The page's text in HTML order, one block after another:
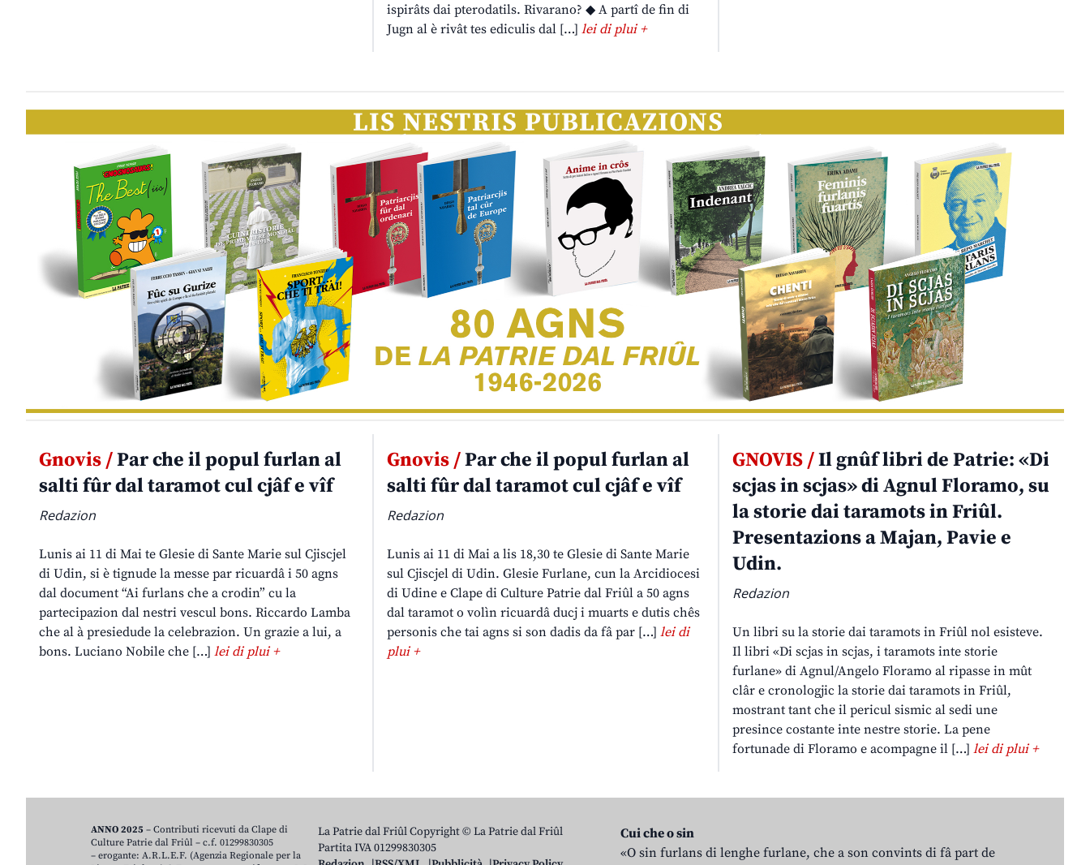
ispirâts dai pterodatils. Rivarano? ◆ A partî de fin di
Jugn al è rivât tes ediculis dal […] lei di plui +
Gnovis /Par che il popul furlan al
salti fûr dal taramot cul cjâf e vîf
Redazion
Lunis ai 11 di Mai te Glesie di Sante Marie sul Cjiscjel
di Udin, si è tignude la messe par ricuardâ i 50 agns
dal document “Ai furlans che a crodin” cu la
partecipazion dal nestri vescul bons. Riccardo Lamba
che al à presiedude la celebrazion. Un grazie a lui, a
bons. Luciano Nobile che […] lei di plui +
Gnovis /Par che il popul furlan al
salti fûr dal taramot cul cjâf e vîf
Redazion
Lunis ai 11 di Mai a lis 18,30 te Glesie di Sante Marie
sul Cjiscjel di Udin. Glesie Furlane, cun la Arcidiocesi
di Udine e Clape di Culture Patrie dal Friûl a 50 agns
dal taramot o volìn ricuardâ ducj i muarts e dutis chês
personis che tai agns si son dadis da fâ par […] lei di
plui +
GNOVIS /Il gnûf libri de Patrie: «Di
scjas in scjas» di Agnul Floramo, su
la storie dai taramots in Friûl.
Presentazions a Majan, Pavie e
Udin.
Redazion
Un libri su la storie dai taramots in Friûl nol esisteve.
Il libri «Di scjas in scjas, i taramots inte storie
furlane» di Agnul/Angelo Floramo al ripasse in mût
clâr e cronologjic la storie dai taramots in Friûl,
mostrant tant che il pericul sismic al sedi une
presince costante inte nestre storie. La pene
fortunade di Floramo e acompagne il […]lei di plui +
La Patrie dal Friûl Copyright © La Patrie dal Friûl
Partita IVA 01299830305
Cui che o sin
«O sin furlans di lenghe furlane, che a son convints di fâ part de
ANNO 2025 – Contributi ricevuti da Clape di
Culture Patrie dal Friûl – c.f. 01299830305
– erogante: A.R.L.E.F. (Agenzia Regionale per la